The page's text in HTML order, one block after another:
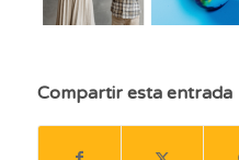
Compartir esta entrada